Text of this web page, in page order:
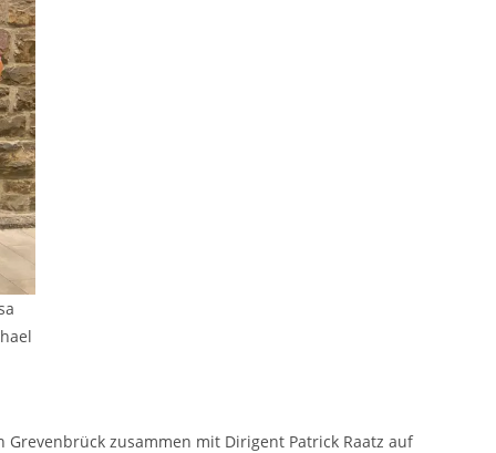
zusammen mit Dirigent Patrick Raatz auf